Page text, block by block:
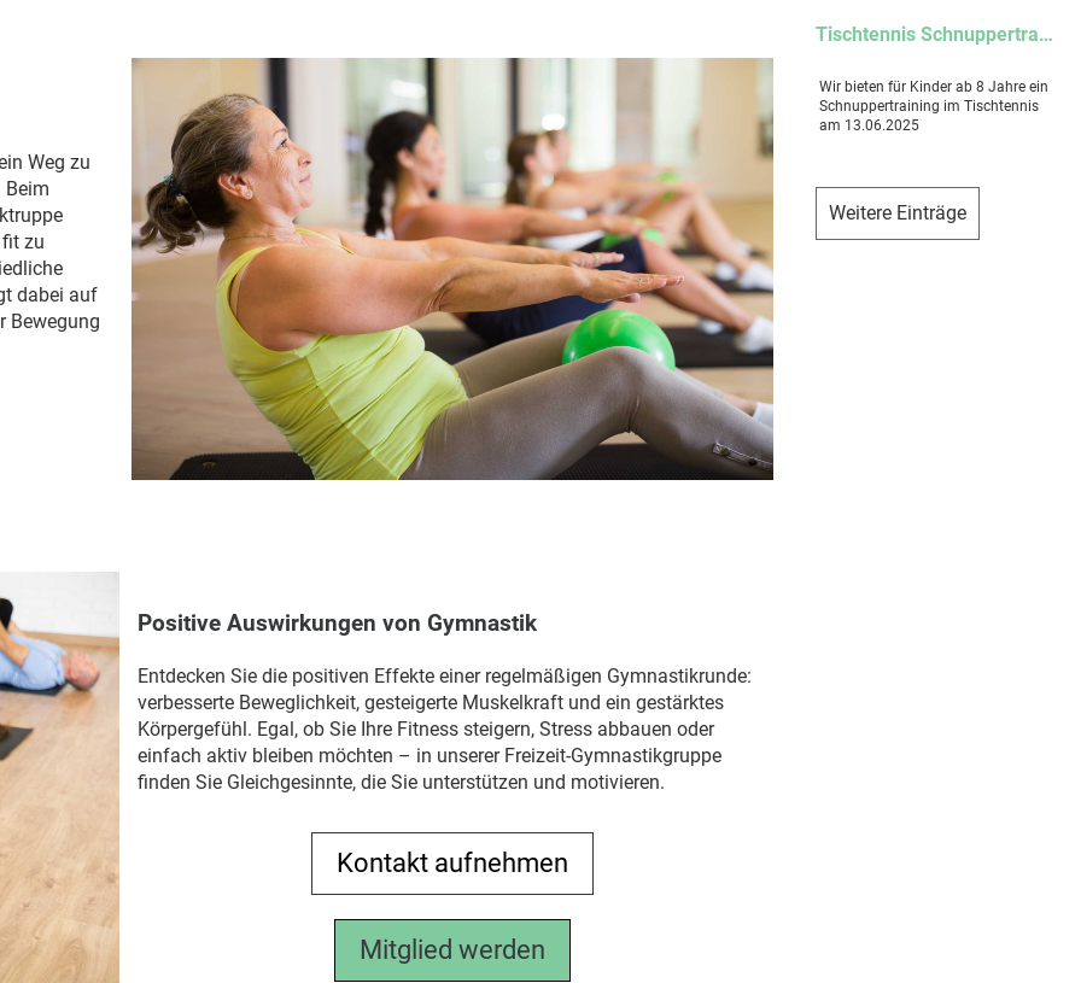
Weg zu
Beim
zu
dabei auf
Bewegung
Positive Auswirkungen von Gymnastik
Entdecken Sie die positiven Effekte einer regelmäßigen Gymnastikrunde:
verbesserte Beweglichkeit, gesteigerte Muskelkraft und ein gestärktes
Körpergefühl. Egal, ob Sie Ihre Fitness steigern, Stress abbauen oder
einfach aktiv bleiben möchten – in unserer Freizeit-Gymnastikgruppe
finden Sie Gleichgesinnte, die Sie unterstützen und motivieren.
Kontakt aufnehmen
Mitglied werden
Tischtennis Schnuppertraining für Kinder
Wir bieten für Kinder ab 8 Jahre ein
Schnuppertraining im Tischtennis
am 13.06.2025
Weitere Einträge